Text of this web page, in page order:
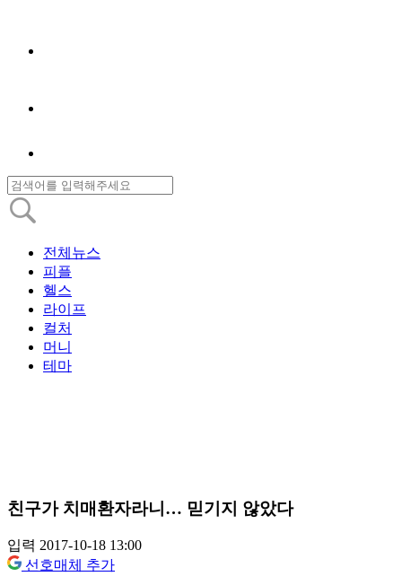
전체뉴스
피플
헬스
라이프
컬처
머니
테마
친구가 치매환자라니… 믿기지 않았다
입력 2017-10-18 13:00
선호매체 추가